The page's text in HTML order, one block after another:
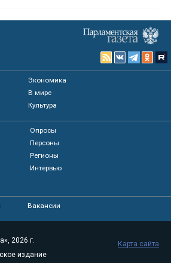
Экономика
В мире
Культура
Опросы
Персоны
Регионы
Интервью
Вакансии
2026 г.
издание
Карта сайта